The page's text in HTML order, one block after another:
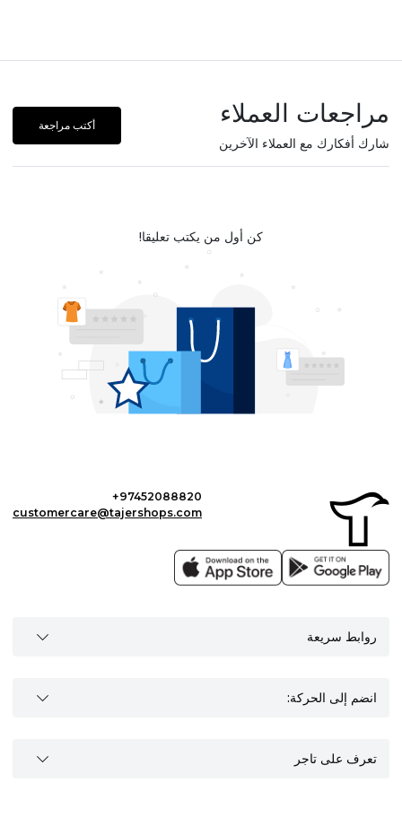
مراجعات العملاء
شارك أفكارك مع العملاء الآخرين
أكتب مراجعة
كن أول من يكتب تعليقا!
+97452088820
customercare@tajershops.com
روابط سريعة
انضم إلى الحركة:
تعرف على تاجر